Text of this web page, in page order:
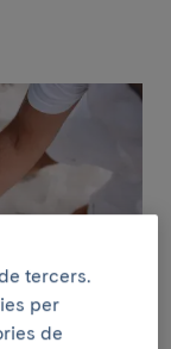
tercers.
per
de